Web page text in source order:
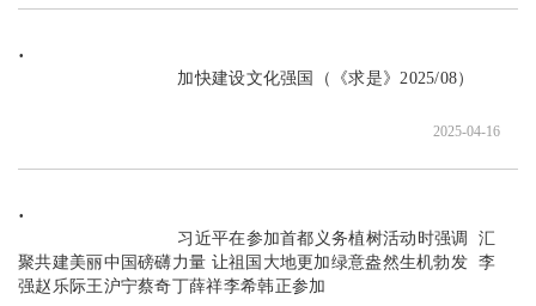
2025-04-16
聚共建美丽中国磅礴力量 让祖国大地更加绿意盎然生机勃发  李
强赵乐际王沪宁蔡奇丁薛祥李希韩正参加